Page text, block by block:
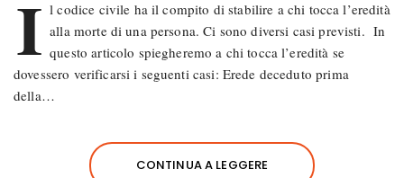
I l codice civile ha il compito di stabilire a chi tocca l’eredità
alla morte di una persona. Ci sono diversi casi previsti. In
questo articolo spiegheremo a chi tocca l’eredità se
dovessero verificarsi i seguenti casi: Erede deceduto prima
della…
CONTINUA A LEGGERE